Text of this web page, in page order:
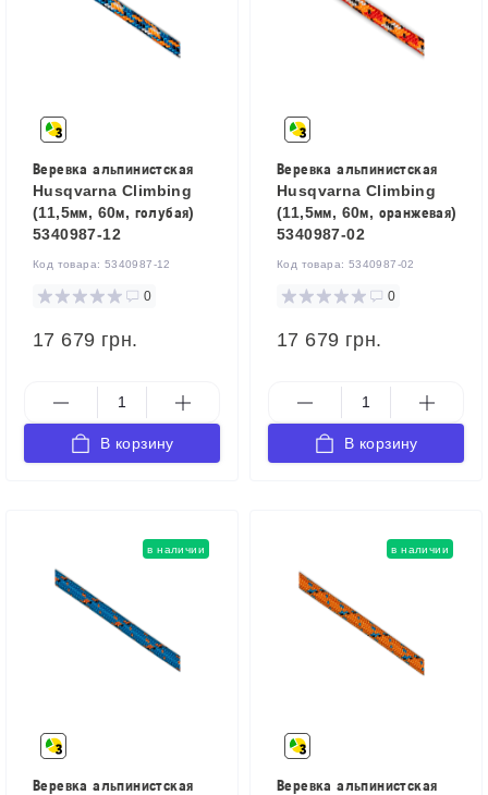
Веревка альпинистская
Husqvarna Climbing
(11,5мм, 60м, голубая)
5340987-12
Код товара: 5340987-12
0
17 679 грн.
В корзину
Веревка альпинистская
Husqvarna Climbing
(11,5мм, 60м, оранжевая)
5340987-02
Код товара: 5340987-02
0
17 679 грн.
В корзину
в наличии
Веревка альпинистская
в наличии
Веревка альпинистская